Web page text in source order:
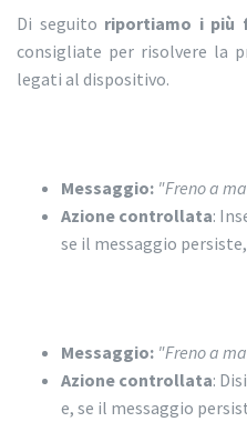
Di seguito riportiamo i più
consigliate per risolvere la
legati al dispositivo.
Messaggio: "Freno a
Azione controllata:
se il messaggio
Messaggio: "Freno a
Azione controllata:
e, se il messaggio